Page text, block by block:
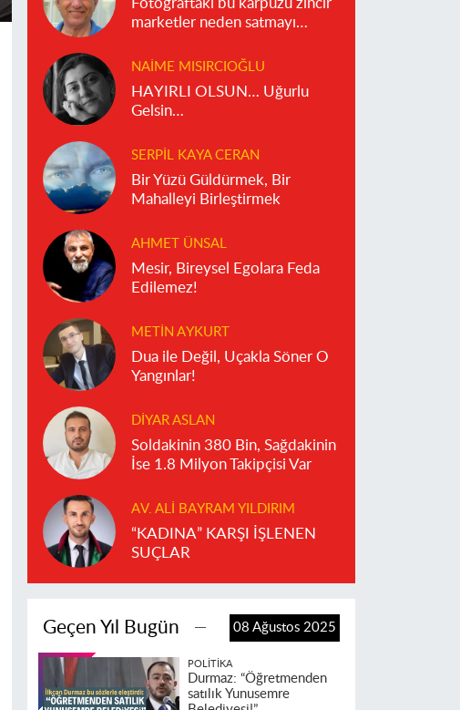
marketler neden satmayı
NAIME MISIRCIOĞLU
HAYIRLI OLSUN… Uğurlu
Gelsin…
SERPIL KAYA CERAN
Bir Yüzü Güldürmek, Bir
Mahalleyi Birleştirmek
AHMET ÜNSAL
Mesir, Bireysel Egolara Feda
Edilemez!
METIN AYKURT
Dua ile Değil, Uçakla Söner O
Yangınlar!
DIYAR ASLAN
Soldakinin 380 Bin, Sağdakinin
İse 1.8 Milyon Takipçisi Var
AV. ALI BAYRAM YILDIRIM
“KADINA” KARŞI İŞLENEN
SUÇLAR
Geçen Yıl Bugün 08 Ağustos 2025
POLITIKA
Durmaz: “Öğretmenden
satılık Yunusemre